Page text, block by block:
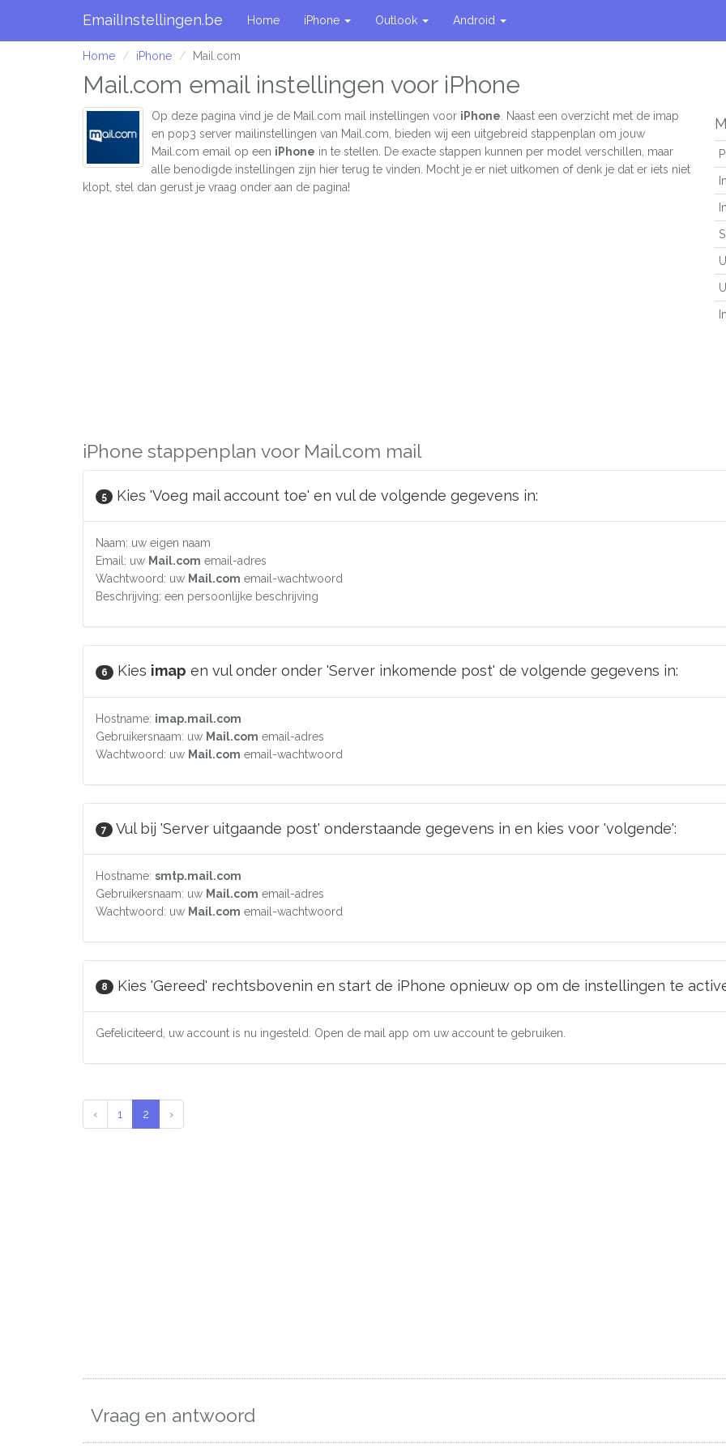
EmailInstellingen.be Home iPhone Outlook Android
Home iPhone Mail.com
Mail.com email instellingen voor iPhone
Op deze pagina vind je de Mail.com mail instellingen voor iPhone . Naast een overzicht met de imap
en pop3 server mailinstellingen van Mail.com, bieden wij een uitgebreid stappenplan om jouw
Mail.com email op een iPhone in te stellen. De exacte stappen kunnen per model verschillen, maar
alle benodigde instellingen zijn hier terug te vinden. Mocht je er niet uitkomen of denk je dat er iets niet
klopt, stel dan gerust je vraag onder aan de pagina!
iPhone stappenplan voor Mail.com mail
5 Kies 'Voeg mail account toe' en vul de volgende gegevens in:
Naam: uw eigen naam
Email: uw Mail.com email-adres
Wachtwoord: uw Mail.com email-wachtwoord
Beschrijving: een persoonlijke beschrijving
6 Kies imap en vul onder onder 'Server inkomende post' de volgende gegevens in:
Hostname: imap.mail.com
Gebruikersnaam: uw Mail.com email-adres
Wachtwoord: uw Mail.com email-wachtwoord
7 Vul bij 'Server uitgaande post' onderstaande gegevens in en kies voor 'volgende':
Hostname: smtp.mail.com
Gebruikersnaam: uw Mail.com email-adres
Wachtwoord: uw Mail.com email-wachtwoord
8 Kies 'Gereed' rechtsbovenin en start de iPhone opnieuw op om de instellingen te
Gefeliciteerd, uw account is nu ingesteld. Open de mail app om uw account te gebruiken.
‹ 1 2 ›
Vraag en antwoord